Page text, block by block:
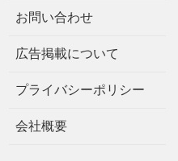
お問い合わせ
広告掲載について
プライバシーポリシー
会社概要